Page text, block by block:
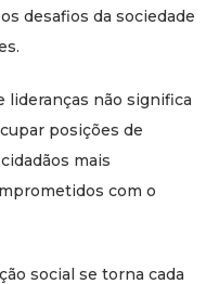
desafios da sociedade
lideranças não significa
posições de
mais
com o
social se torna cada